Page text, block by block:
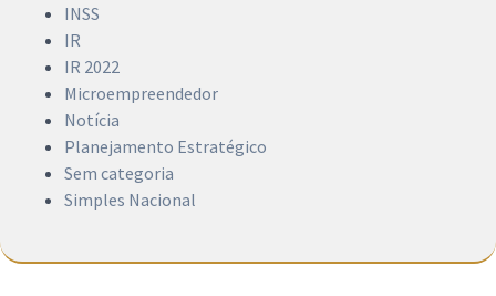
INSS
IR
IR 2022
Microempreendedor
Notícia
Planejamento Estratégico
Sem categoria
Simples Nacional